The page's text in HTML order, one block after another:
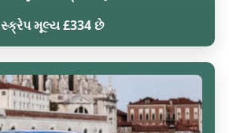
સ્ક્રેપ મૂલ્ય £334 છે